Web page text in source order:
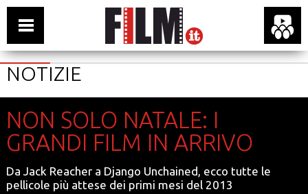
NOTIZIE
NON SOLO NATALE: I
GRANDI FILM IN ARRIVO
Da Jack Reacher a Django Unchained, ecco tutte le
pellicole più attese dei primi mesi del 2013